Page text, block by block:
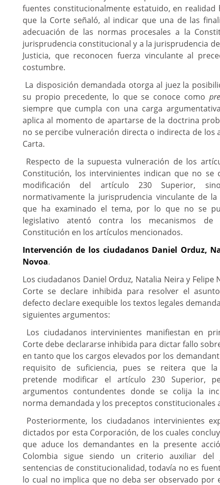
fuentes constitucionalmente estatuido, en realidad
que la Corte señaló, al indicar que una de las
adecuación de las normas procesales a la
jurisprudencia constitucional y a la jurisprudencia
Justicia, que reconocen fuerza vinculante al
costumbre.
La disposición demandada otorga al juez la
su propio precedente, lo que se conoce como
siempre que cumpla con una carga
aplica al momento de apartarse de la doctrina
no se percibe vulneración directa o indirecta de los
Carta.
Respecto de la supuesta vulneración de los
Constitución, los intervinientes indican que no se
modificación del artículo 230 Superior,
normativamente la jurisprudencia vinculante de
que ha examinado el tema, por lo que no se
legislativo atentó contra los mecanismos de
Constitución en los artículos mencionados.
Intervención de los ciudadanos Daniel Orduz,
Novoa.
Los ciudadanos Daniel Orduz, Natalia Neira y Felipe
Corte se declare inhibida para resolver el
defecto declare exequible los textos legales
siguientes argumentos:
Los ciudadanos intervinientes manifiestan en
Corte debe declararse inhibida para dictar fallo
en tanto que los cargos elevados por los
requisito de suficiencia, pues se reitera que la
pretende modificar el artículo 230 Superior,
argumentos contundentes donde se colija la
norma demandada y los preceptos constitucionales
Posteriormente, los ciudadanos intervinientes
dictados por esta Corporación, de los cuales
que aduce los demandantes en la presente
Colombia sigue siendo un criterio auxiliar del
sentencias de constitucionalidad, todavía no es
lo cual no implica que no deba ser observado por